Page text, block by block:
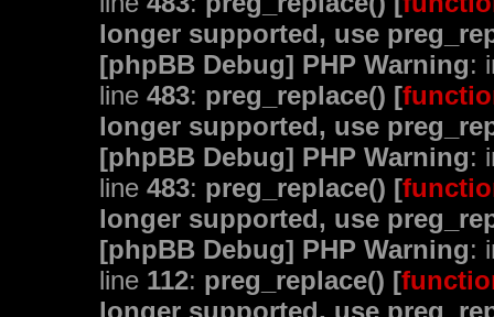
longer supported, use
[phpBB Debug] PHP Warning:
line 483: preg_replace() [
longer supported, use
[phpBB Debug] PHP Warning:
line 483: preg_replace() [
longer supported, use
[phpBB Debug] PHP Warning:
line 112: preg_replace() [
longer supported, use